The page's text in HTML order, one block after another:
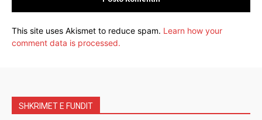
This site uses Akismet to reduce spam. Learn how your
comment data is processed.
SHKRIMET E FUNDIT